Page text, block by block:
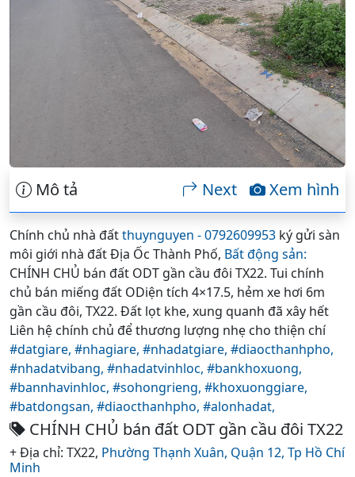
Mô tả Xem hình
Next
Chính chủ nhà đấtthuynguyen - 0792609953 ký gửi sàn
môi giới nhà đất Địa Ốc Thành Phố, Bất động sản:
CHÍNH CHỦ bán đất ODT gần cầu đôi TX22. Tui chính
chủ bán miếng đất ODiện tích 4×17.5, hẻm xe hơi 6m
gần cầu đôi, TX22. Đất lọt khe, xung quanh đã xây hết
Liên hệ chính chủ để thương lượng nhẹ cho thiện chí
#datgiare, #nhagiare, #nhadatgiare, #diaocthanhpho,
#nhadatvibang, #nhadatvinhloc, #bankhoxuong,
#bannhavinhloc, #sohongrieng, #khoxuonggiare,
#batdongsan, #diaocthanhpho, #alonhadat,
CHÍNH CHỦ bán đất ODT gần cầu đôi TX22
+ Địa chỉ: TX22, Phường Thạnh Xuân, Quận 12, Tp Hồ Chí
Minh